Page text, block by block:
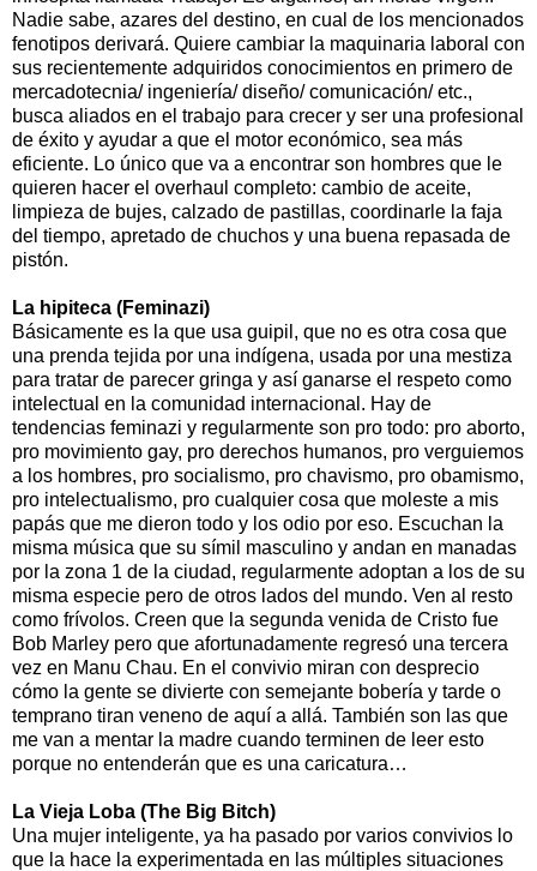
Nadie sabe, azares del destino, en cual de los mencionados
fenotipos derivará. Quiere cambiar la maquinaria laboral con
sus recientemente adquiridos conocimientos en primero de
mercadotecnia/ ingeniería/ diseño/ comunicación/ etc.,
busca aliados en el trabajo para crecer y ser una profesional
de éxito y ayudar a que el motor económico, sea más
eficiente. Lo único que va a encontrar son hombres que le
quieren hacer el overhaul completo: cambio de aceite,
limpieza de bujes, calzado de pastillas, coordinarle la faja
del tiempo, apretado de chuchos y una buena repasada de
pistón.
La hipiteca (Feminazi)
Básicamente es la que usa guipil, que no es otra cosa que
una prenda tejida por una indígena, usada por una mestiza
para tratar de parecer gringa y así ganarse el respeto como
intelectual en la comunidad internacional. Hay de
tendencias feminazi y regularmente son pro todo: pro aborto,
pro movimiento gay, pro derechos humanos, pro verguiemos
a los hombres, pro socialismo, pro chavismo, pro obamismo,
pro intelectualismo, pro cualquier cosa que moleste a mis
papás que me dieron todo y los odio por eso. Escuchan la
misma música que su símil masculino y andan en manadas
por la zona 1 de la ciudad, regularmente adoptan a los de su
misma especie pero de otros lados del mundo. Ven al resto
como frívolos. Creen que la segunda venida de Cristo fue
Bob Marley pero que afortunadamente regresó una tercera
vez en Manu Chau. En el convivio miran con desprecio
cómo la gente se divierte con semejante bobería y tarde o
temprano tiran veneno de aquí a allá. También son las que
me van a mentar la madre cuando terminen de leer esto
porque no entenderán que es una caricatura…
La Vieja Loba (The Big Bitch)
Una mujer inteligente, ya ha pasado por varios convivios lo
que la hace la experimentada en las múltiples situaciones